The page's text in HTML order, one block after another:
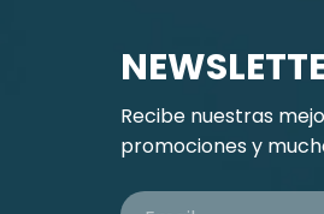
Recibe nuestras
promociones y